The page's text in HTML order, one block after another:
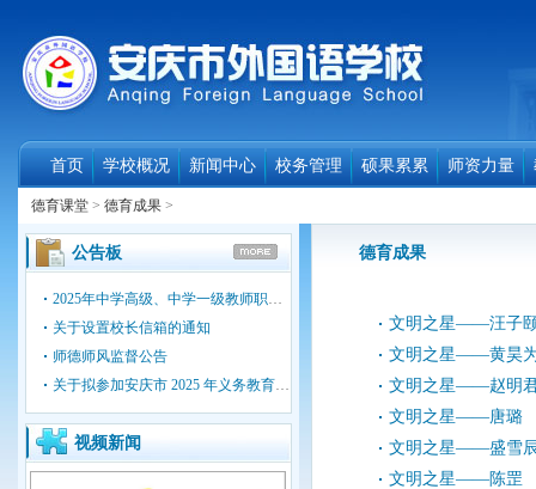
首页 学校概况 新闻中心 校务管理 硕果累累 师资力量
德育课堂 > 德育成果 >
公告板
2025年中学高级、中学一级教师职称评审人选公示
关于设置校长信箱的通知
师德师风监督公告
关于拟参加安庆市 2025 年义务教育阶段作业设计大赛人选的公示
视频新闻
德育成果
文明之星——汪子
文明之星——黄昊
文明之星——赵明
文明之星——唐璐
文明之星——盛雪
文明之星——陈罡